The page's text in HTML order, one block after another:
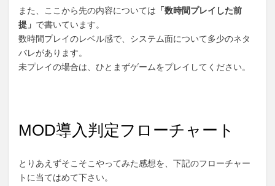
また、ここから先の内容については 「数時間プレイした前
提」 で書いています。
数時間プレイのレベル感で、システム面について多少のネタ
バレがあります。
未プレイの場合は、ひとまずゲームをプレイしてください。
MOD導入判定フローチャート
とりあえずそこそこやってみた感想を、下記のフローチャー
トに当てはめて下さい。